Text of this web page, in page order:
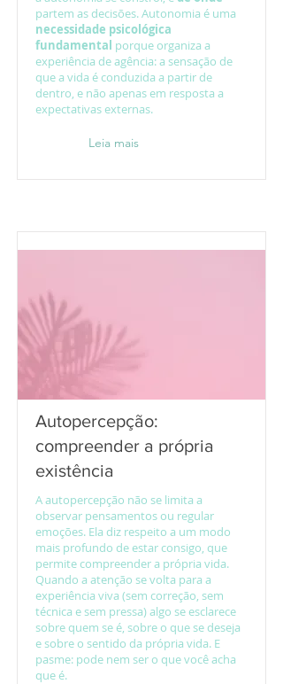
partem as decisões. Autonomia é uma
necessidade psicológica
fundamental porque organiza a
experiência de agência: a sensação de
que a vida é conduzida a partir de
dentro, e não apenas em resposta a
expectativas externas.
Leia mais
Autopercepção:
compreender a própria
existência
A autopercepção não se limita a
observar pensamentos ou regular
emoções. Ela diz respeito a um modo
mais profundo de estar consigo, que
permite compreender a própria vida.
Quando a atenção se volta para a
experiência viva (sem correção, sem
técnica e sem pressa) algo se esclarece
sobre quem se é, sobre o que se deseja
e sobre o sentido da própria vida. E
pasme: pode nem ser o que você acha
que é.